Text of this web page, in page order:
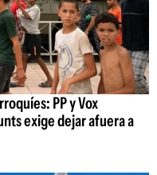
PP y Vox
exige dejar afuera a